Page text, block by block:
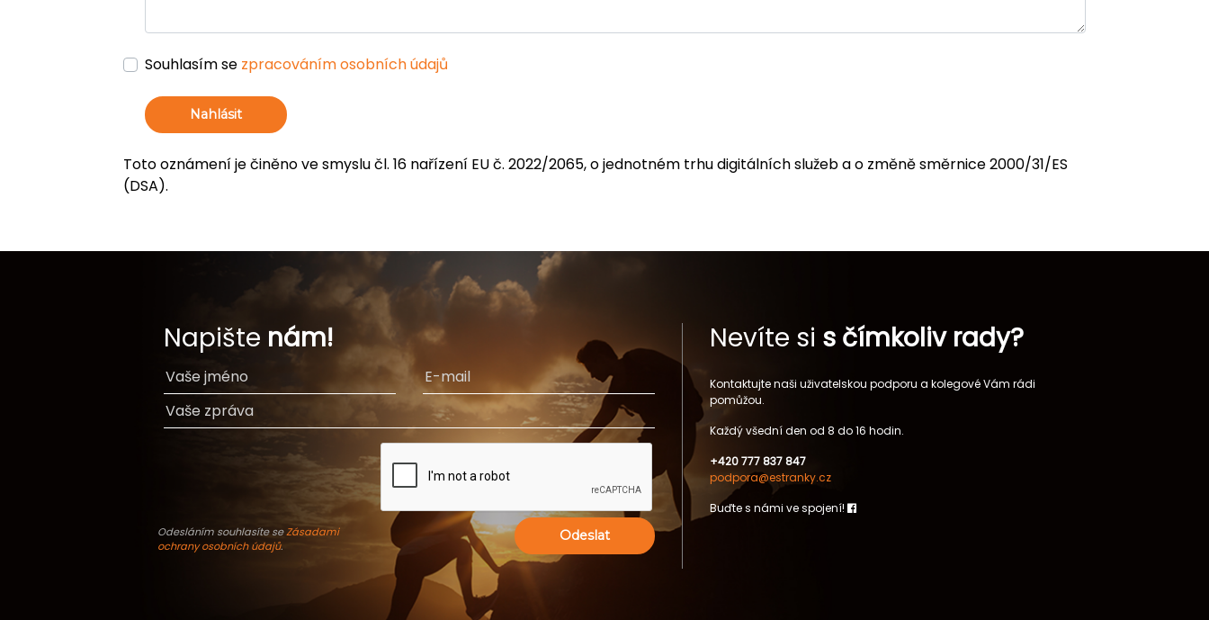
Souhlasím se zpracováním osobních údajů
Nahlásit
Toto oznámení je činěno ve smyslu čl. 16 nařízení EU č. 2022/2065, o jednotném trhu digitálních služeb a o změně směrnice 2000/31/ES
(DSA).
Napište nám!
Odesláním souhlasíte seZásadami
ochrany osobních údajů.
Odeslat
Nevíte si s čímkoliv rady?
Kontaktujte naši uživatelskou podporu a kolegové Vám rádi
pomůžou.
Každý všední den od 8 do 16 hodin.
+420 777 837 847
podpora@estranky.cz
Buďte s námi ve spojení!